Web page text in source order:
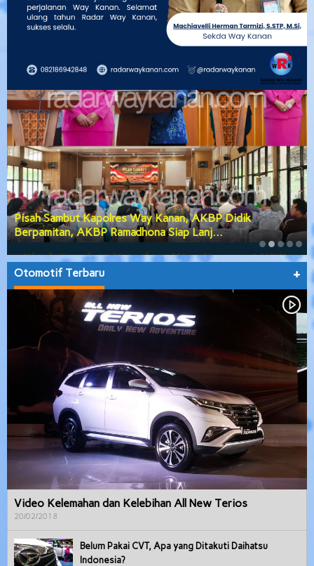
PGK Usulkan Dialog Terbuka Calon Wakil Bupati Way
Kanan, DPRD Siap Teruskan Usul…
Otomotif Terbaru +
Video Kelemahan dan Kelebihan All New Terios
20/02/2018
Belum Pakai CVT, Apa yang Ditakuti Daihatsu
Indonesia?